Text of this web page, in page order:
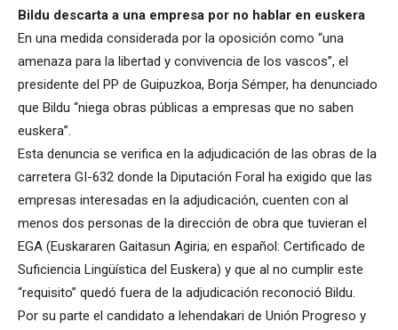
Bildu descarta a una empresa por no hablar en euskera
En una medida considerada por la oposición como “una
amenaza para la libertad y convivencia de los vascos”, el
presidente del PP de Guipuzkoa, Borja Sémper, ha denunciado
que Bildu “niega obras públicas a empresas que no saben
euskera”.
Esta denuncia se verifica en la adjudicación de las obras de la
carretera GI-632 donde la Diputación Foral ha exigido que las
empresas interesadas en la adjudicación, cuenten con al
menos dos personas de la dirección de obra que tuvieran el
EGA (Euskararen Gaitasun Agiria; en español: Certificado de
Suficiencia Lingüística del Euskera) y que al no cumplir este
“requisito” quedó fuera de la adjudicación reconoció Bildu.
Por su parte el candidato a lehendakari de Unión Progreso y